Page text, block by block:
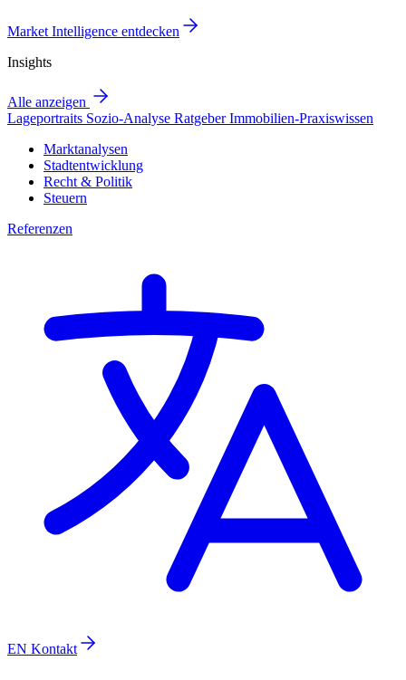
Market Intelligence entdecken
Insights
Alle anzeigen
Lageportraits Sozio-Analyse RatgeberImmobilien-Praxiswissen
Marktanalysen
Stadtentwicklung
Recht & Politik
Steuern
Referenzen
EN Kontakt